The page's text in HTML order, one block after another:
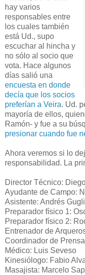
hay varios
responsables entre
los cuales también
está Ud., supo
escuchar al hincha y
no sólo al socio que
vota. Hace algunos
días salió una
encuesta en donde
decía que los socios
preferían a Veira. Ud.
mayoría de ellos,
Ramón- y fue a su
presionar cuando fue
Ahora veremos si lo
responsabilidad. La
Director Técnico:
Ayudante de Campo:
Asistente: Andrés
Preparador físico 1:
Preparador físico 2:
Entrenador de
Coordinador de
Médico: Luis Seveso
Kinesiólogo: Fabio
Masajista: Marcelo